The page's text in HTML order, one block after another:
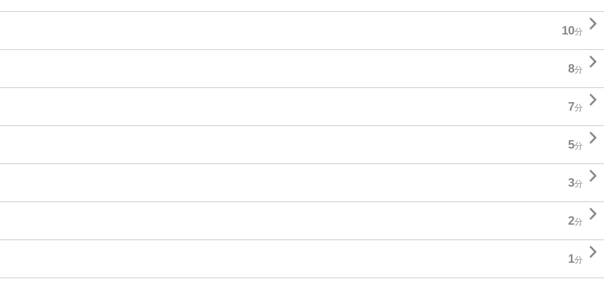
10分 
8分 
7分 
5分 
3分 
2分 
1分 